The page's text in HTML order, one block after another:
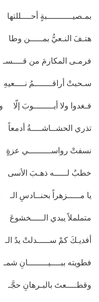
بمـصيــــــــــبةٍ أحــــللتها
هتـفَ النـعيُّ بمـــــن وطا
فرمـى المكارمَ من
سـحبتْ أراقـــــــمُ
فـغدوا ولا أيــــــــوبَ إلّا
تذري الحشــاشــــةُ أدمعاً
نسفتْ رواســـــــــي
خطبٌ لـــــه ذهـبَ الأسى
يا مـــــزهراً بحنــادسِ الـ
متململاً يبدي الـــــخشوعَ
أفديـكَ كمْ ســـــدلتْ يدُ
فطويته ببــــيــــــــانِ
وقطــــعتَ بالبـرهانِ حجَّـ ـةَ